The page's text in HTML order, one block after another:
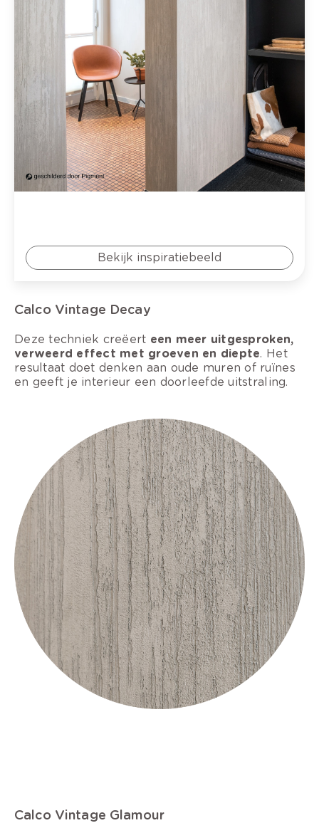
Bekijk inspiratiebeeld
Calco Vintage Decay
Deze techniek creëert een meer uitgesproken,
verweerd effect met groeven en diepte. Het
resultaat doet denken aan oude muren of ruïnes
en geeft je interieur een doorleefde uitstraling.
Calco Vintage Glamour